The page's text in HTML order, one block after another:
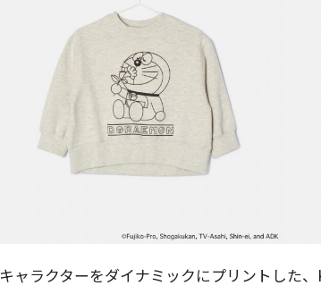
キャラクターをダイナミックにプリントした